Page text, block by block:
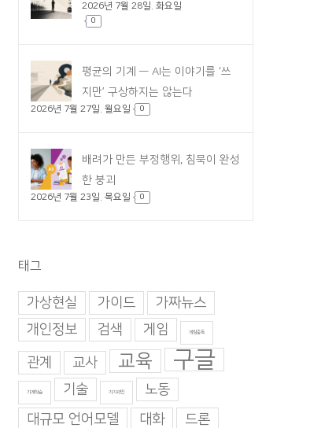
2026년 7월 28일. 화요일
0
평균의 기계 — AI는 이야기를 ‘쓰
지만’ 구상하지는 않는다
2026년 7월 27일. 월요일 0
배려가 만든 부정행위, 침묵이 완성
한 붕괴
2026년 7월 23일. 목요일 0
태그
가상현실 가이드
가짜뉴스
개인정보
검색 게임 게임중독
관계 교사 교육 구글
기계학습 기술 기지과인
노동
대규모 언어모델
대화
드론